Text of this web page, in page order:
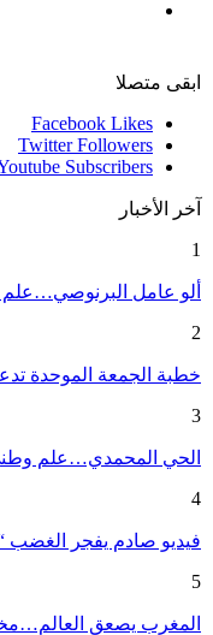
ابقى متصلا
Facebook Likes
Twitter Followers
Subscribers
آخر الأخبار
1
ألو عامل
2
خطبة الجمعة الموحدة
3
الحي المحمدي…علم
4
فيديو صادم يفجر الغضب
5
المغرب يصعق